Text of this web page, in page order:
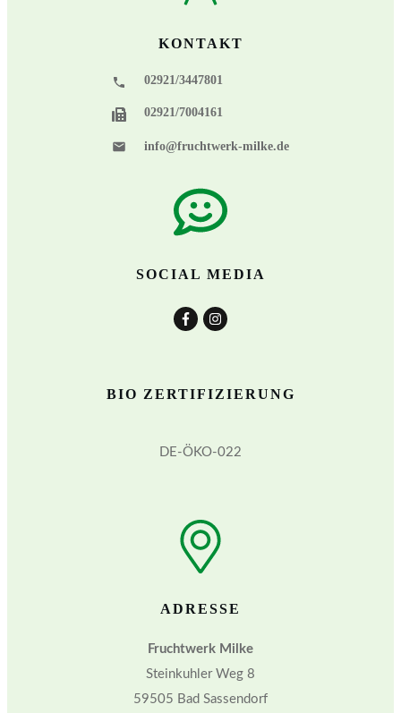
KONTAKT
02921/3447801
02921/7004161
info@fruchtwerk-milke.de
SOCIAL MEDIA
BIO ZERTIFIZIERUNG
DE-ÖKO-022
ADRESSE
Fruchtwerk Milke
Steinkuhler Weg 8
59505 Bad Sassendorf